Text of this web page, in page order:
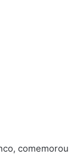
comemorou